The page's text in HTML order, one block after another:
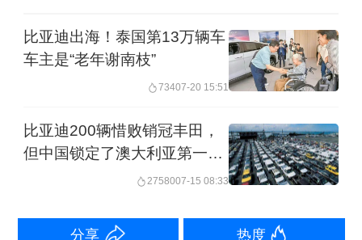
润，王阳的策略是专注高保值率的豪华
燃油二手车，比如宝马、雷克萨斯等。
但是这几年，王阳店里二手车的利润仍
然出现了下滑。而这样的情况，也是很
多二手车商正在面对的。
二手车价平均交易均价为6.41万元，较
比亚迪出海！泰国第13万辆车
车主是“老年谢南枝”
73407-20 15:51
比亚迪200辆惜败销冠丰田，
但中国锁定了澳大利亚第一大
2758007-15 08:33
分享 热度